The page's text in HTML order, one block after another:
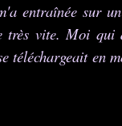
entraînée sur
très vite. Moi
en